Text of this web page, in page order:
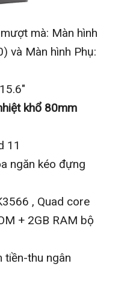
mà: Màn hình
và Màn hình Phụ:
khổ 80mm
11
ngăn kéo đựng
, Quad core
+ 2GB RAM bộ
tiền-thu ngân